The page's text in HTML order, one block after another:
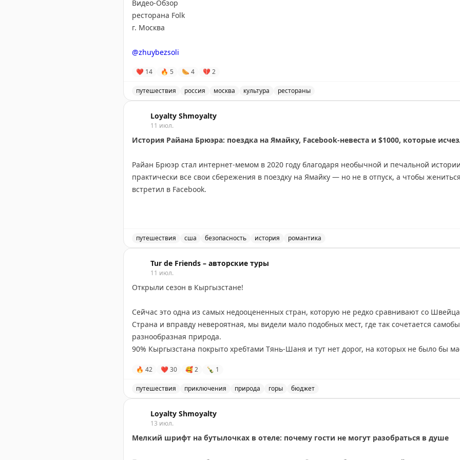
Эти истории показывают, что США полны как забавных туристических аттракционов, так и
серьёзных путешественников, готовых исследовать страну в течение многих лет.
Видео-Обзор
ресторана Folk
г. Москва
@zhuybezsoli
❤ 14 🔥 5 🌭 4 💔 2
путешествия россия москва культура рестораны
Loyalty Shmoyalty
11 июл.
История Райана Брюэра: поездка на Ямайку, Facebook-невеста и $1000, которые
Райан Брюэр стал интернет-мемом в 2020 году благодаря необычной и печальной
практически все свои сбережения в поездку на Ямайку — но не в отпуск, а чтобы
встретил в Facebook.
пляже Ямайки.
Эта история стала вирусной в интернете и напоминает о важности осторожности при
когда речь идет о финансовых вложениях. История Брюэра — наглядный пример того,
могут обернуться финансовым и личным разочарованием.
Gary Leff| View from the Wing
путешествия сша безопасность история романтика
Tur de Friends – авторские туры
11 июл.
Открыли сезон в Кыргызстане!
Сейчас это одна из самых недооцененных стран, которую не редко сравнивают со
Страна и вправду невероятная, мы видели мало подобных мест, где так сочетается
разнообразная природа.
90% Кыргызстана покрыто хребтами Тянь-Шаня и тут нет дорог, на которых не было бы
Посмотрите на кадры, они словно сняты в разных уголках мира в разные сезоны.
Но все это в рамках нашего 7-дневного роуд-трипа, который мы проводим с июля по
На днях у нас разобрали все места на 2026 год
– и мы добавили доп.дату на 5-11 сентября
🔥 42 ❤ 30 🥰2 🍾 1
путешествия приключения природа горы бюджет
Loyalty Shmoyalty
13 июл.
Мелкий шрифт на бутылочках в отеле: почему гости не могут разобраться в душе